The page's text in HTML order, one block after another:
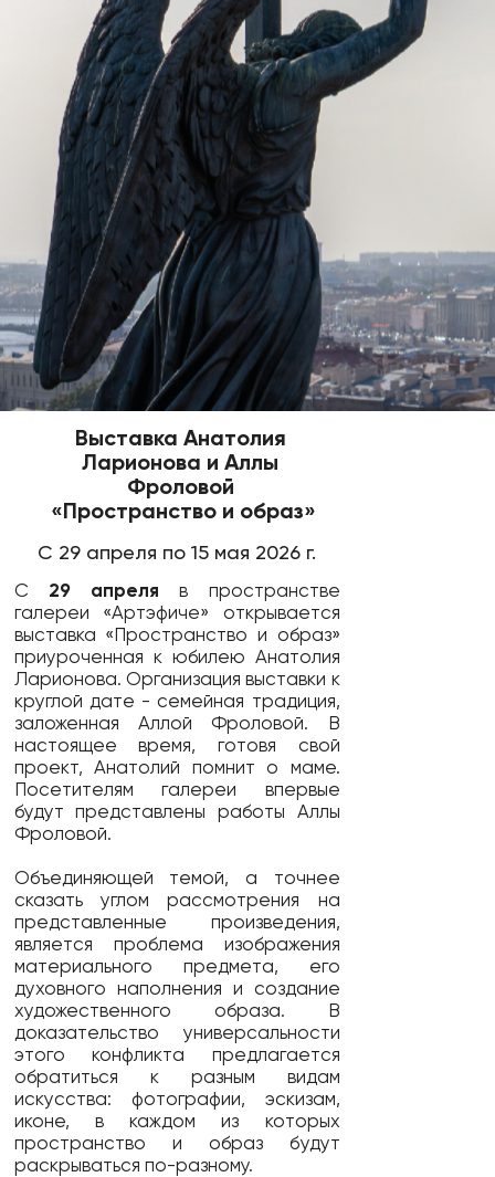
С 29 апреля в пространстве
галереи «Aртэфиче» открывается
выставка «Пространство и образ»
приуроченная к юбилею Анатолия
Ларионова. Организация выставки к
круглой дате - семейная традиция,
заложенная Аллой Фроловой. В
настоящее время, готовя свой
проект, Анатолий помнит о маме.
Посетителям галереи впервые
будут представлены работы Аллы
Фроловой.
Объединяющей темой, а точнее
сказать углом рассмотрения на
представленные произведения,
является проблема изображения
материального предмета, его
духовного наполнения и создание
художественного образа. В
доказательство универсальности
этого конфликта предлагается
обратиться к разным видам
искусства: фотографии, эскизам,
иконе, в каждом из которых
пространство и образ будут
раскрываться по-разному.
С 29 апреля по 15 мая 2026 г.
Выставка Анатолия
Ларионова и Аллы
Фроловой
«Пространство и образ»